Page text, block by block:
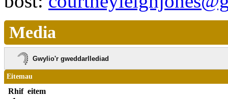
Media
Gwylio'r gweddarllediad
Eitemau
Rhif eitem